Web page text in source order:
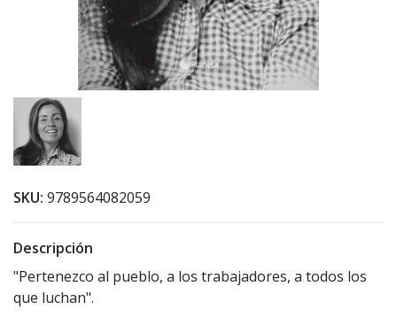
SKU: 9789564082059
Descripción
"Pertenezco al pueblo, a los trabajadores, a todos los
que luchan".